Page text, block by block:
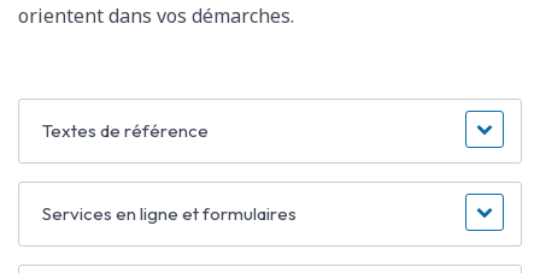
orientent dans vos démarches.
Textes de référence
Services en ligne et formulaires